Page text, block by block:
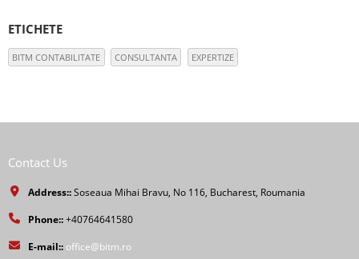
ETICHETE
BITM CONTABILITATE CONSULTANTA EXPERTIZE
Contact Us
Address::Soseaua Mihai Bravu, No 116, Bucharest, Roumania
Phone::+40764641580
E-mail:: office@bitm.ro